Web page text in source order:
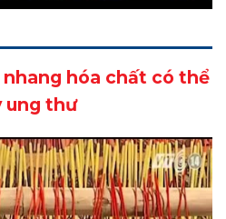
nhang hóa chất có thể
ung thư